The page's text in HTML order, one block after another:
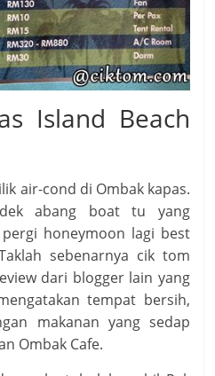
Island Beach
air-cond di Ombak kapas.
abang boat tu yang
honeymoon lagi best
sebenarnya cik tom
dari blogger lain yang
tempat bersih,
makanan yang sedap
Ombak Cafe.